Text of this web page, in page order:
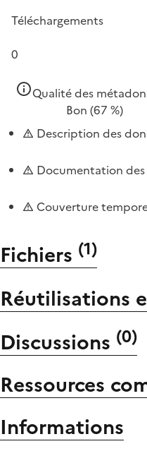
Téléchargements
0
Qualité des
Bon (67 %)
Description des
Documentation
Couverture
Fichiers (1)
Réutilisations
Discussions (0)
Ressources
Informations